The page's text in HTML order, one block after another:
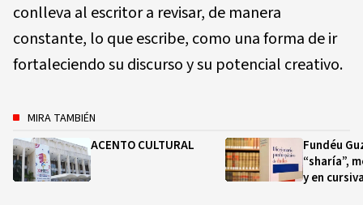
conlleva al escritor a revisar, de manera
constante, lo que escribe, como una forma de ir
fortaleciendo su discurso y su potencial creativo.
MIRA TAMBIÉN
ACENTO CULTURAL
Fundéu
“sharía”,
y en